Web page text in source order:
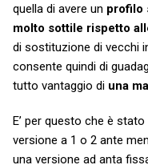
quella di avere un profilo
molto sottile rispetto
di sostituzione di vecchi
consente quindi di
tutto vantaggio di una
E’ per questo che è
versione a 1 o 2 ante
una versione ad anta